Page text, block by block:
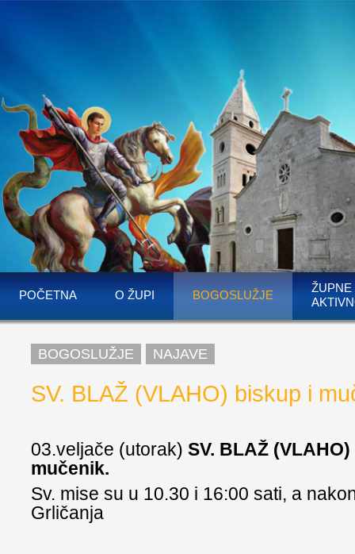
POČETNA O ŽUPI BOGOSLUŽJE
ŽUPNE
BOGOSLUŽJE NAJAVE
SV. BLAŽ (VLAHO) biskup i
03.veljače (utorak)SV. BLAŽ
mučenik.
Sv. mise su u 10.30 i 16:00 sati, a
Grličanja